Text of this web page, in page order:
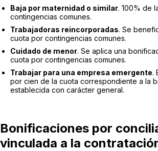
Baja por maternidad o similar. 100% de
contingencias comunes.
Trabajadoras reincorporadas. Se
cuota por contingencias comunes.
Cuidado de menor. Se aplica una
cuota por contingencias comunes.
Trabajar para una empresa emergente.
por cien de la cuota correspondiente a la
establecida con carácter general.
Bonificaciones por
vinculada a la